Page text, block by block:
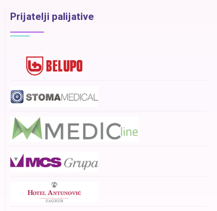
Prijatelji palijative